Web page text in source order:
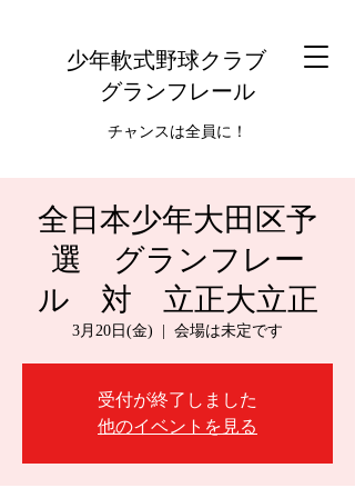
少年軟式野球クラブ
グランフレール
チャンスは全員に！
全日本少年大田区予
選 グランフレー
ル 対 立正大立正
3月20日(金) 会場は未定です
受付が終了しました
他のイベントを見る